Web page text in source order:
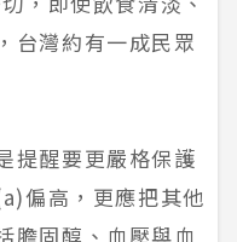
台灣約有一成民眾
提醒要更嚴格保護
偏高，更應把其他
膽固醇、血壓與血